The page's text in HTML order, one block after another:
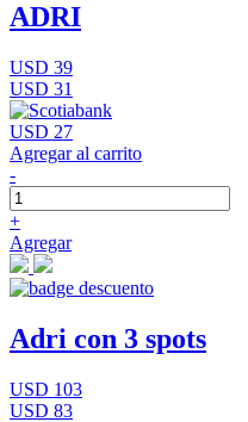
ADRI
USD 39
USD 31
USD 27
Agregar al carrito
-
+
Agregar
Adri con 3 spots
USD 103
USD 83